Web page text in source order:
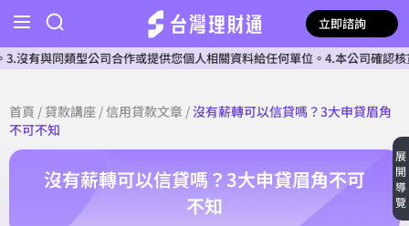
立即諮詢
司合作或提供您個人相關資料給任何單位。4.本公司確認核貸前不會收
首頁 / 貸款講座 /信用貸款文章 /沒有薪轉可以信貸嗎？3大申貸眉角
不可不知
沒有薪轉可以信貸嗎？3大申貸眉角不可
不知
展
開
導
覽